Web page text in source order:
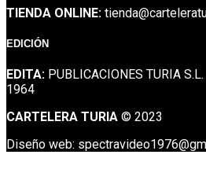
TIENDA ONLINE:
EDICIÓN
EDITA: PUBLICACIONES TURIA
1964
CARTELERA TURIA © 2023
Diseño web: